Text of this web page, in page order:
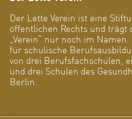
Der Lette Verein ist eine
öffentlichen Rechts und trägt
„Verein“ nur noch im
für schulische
von drei Berufsfachschulen,
und drei Schulen des
Berlin.